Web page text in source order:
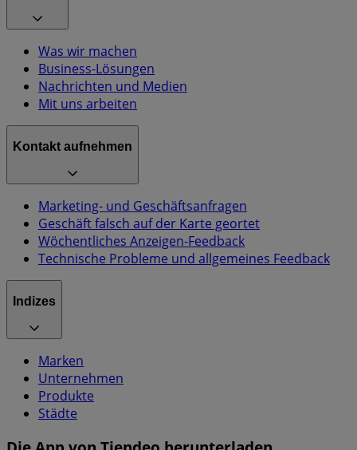
Was wir machen
Business-Lösungen
Nachrichten und Medien
Mit uns arbeiten
Kontakt aufnehmen
Marketing- und Geschäftsanfragen
Geschäft falsch auf der Karte geortet
Wöchentliches Anzeigen-Feedback
Technische Probleme und allgemeines Feedback
Indizes
Marken
Unternehmen
Produkte
Städte